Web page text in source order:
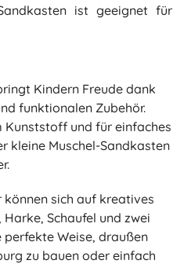
ist geeignet für
Kindern Freude dank
funktionalen Zubehör.
und für einfaches
kleine Muschel-Sandkasten
können sich auf kreatives
Schaufel und zwei
perfekte Weise, draußen
zu bauen oder einfach